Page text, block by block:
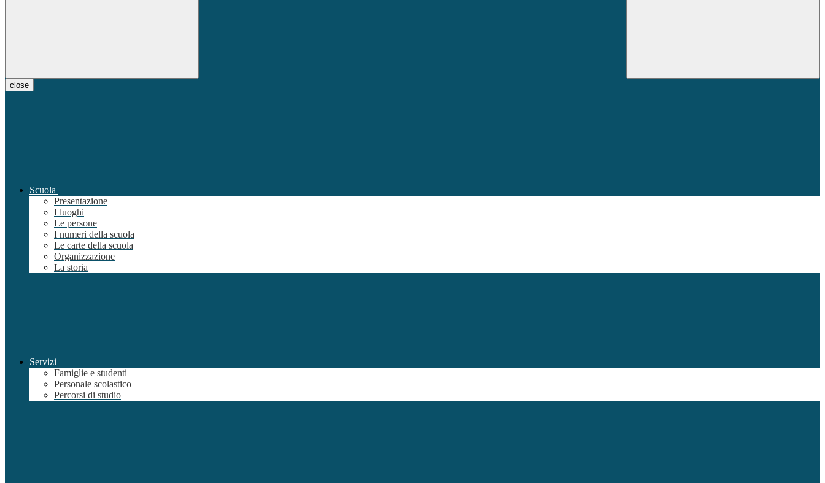
close
Scuola
Presentazione
I luoghi
Le persone
I numeri della scuola
Le carte della scuola
Organizzazione
La storia
Servizi
Famiglie e studenti
Personale scolastico
Percorsi di studio